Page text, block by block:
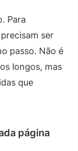
Para
ser
passo. Não é
longos, mas
que
página